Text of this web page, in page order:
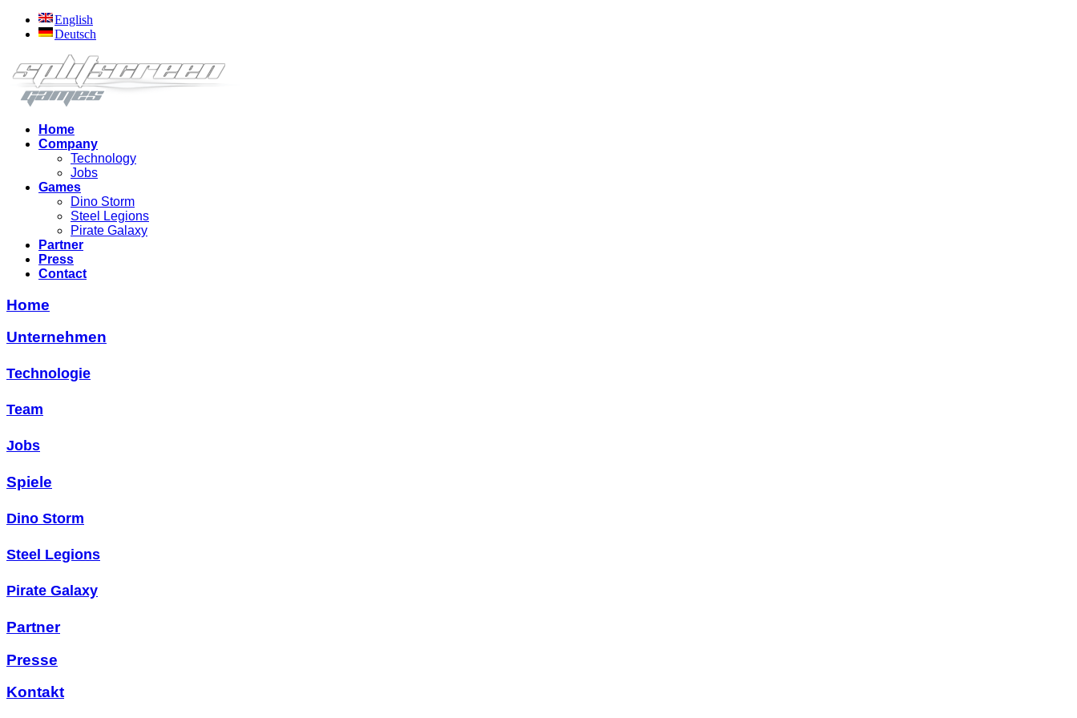
English
Deutsch
Home
Company
Technology
Jobs
Games
Dino Storm
Steel Legions
Pirate Galaxy
Partner
Press
Contact
Home
Unternehmen
Technologie
Team
Jobs
Spiele
Dino Storm
Steel Legions
Pirate Galaxy
Partner
Presse
Kontakt